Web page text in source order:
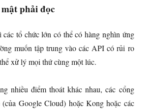
phải đọc
tổ chức lớn có thể có hàng nghìn ứng
muốn tập trung vào các API có rủi ro
xử lý mọi thứ cùng một lúc.
nhiều điểm thoát khác nhau, các cổng
Google Cloud) hoặc Kong hoặc các